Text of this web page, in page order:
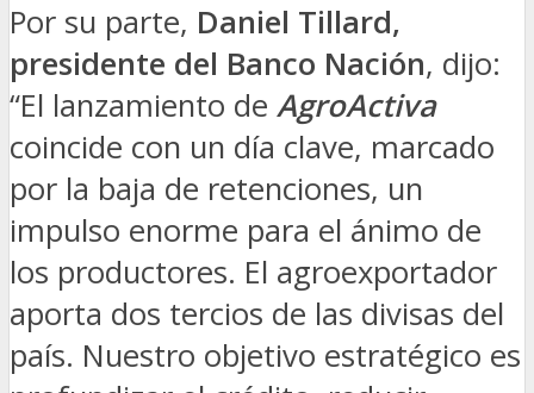
Por su parte, Daniel Tillard,
presidente del Banco Nación, dijo:
“El lanzamiento de AgroActiva
coincide con un día clave, marcado
por la baja de retenciones, un
impulso enorme para el ánimo de
los productores. El agroexportador
aporta dos tercios de las divisas del
país. Nuestro objetivo estratégico es